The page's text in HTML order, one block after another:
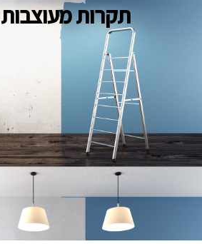
תקרות